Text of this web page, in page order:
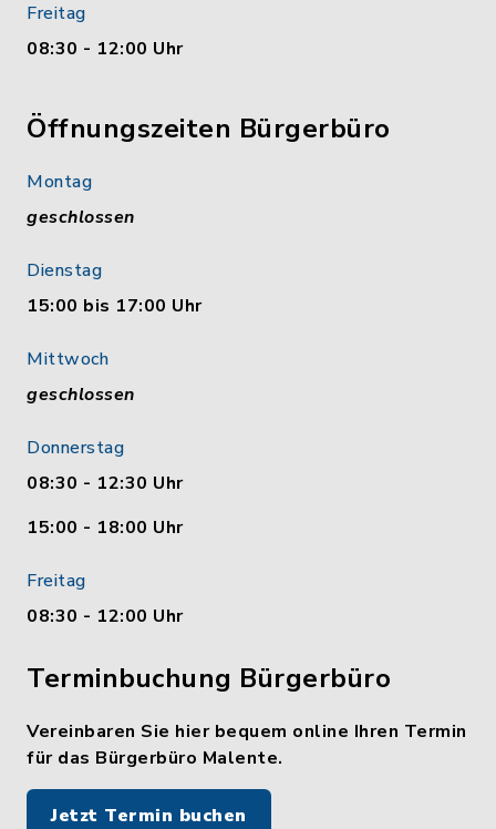
Freitag
08:30 - 12:00 Uhr
Öffnungszeiten Bürgerbüro
Montag
geschlossen
Dienstag
15:00 bis 17:00 Uhr
Mittwoch
geschlossen
Donnerstag
08:30 - 12:30 Uhr
15:00 - 18:00 Uhr
Freitag
08:30 - 12:00 Uhr
Terminbuchung Bürgerbüro
Vereinbaren Sie hier bequem online Ihren Termin
für das Bürgerbüro Malente.
Jetzt Termin buchen